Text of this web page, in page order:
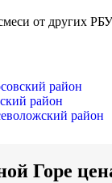
от других
район
район
район
Горе